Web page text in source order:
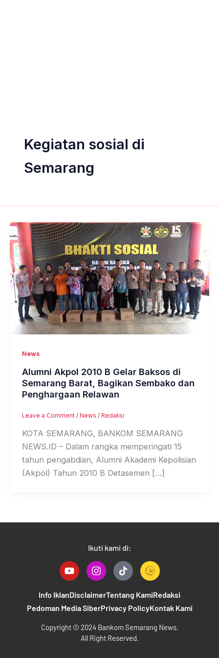
Kegiatan sosial di
Semarang
News
Alumni Akpol 2010 B Gelar Baksos di
Semarang Barat, Bagikan Sembako dan
Penghargaan Relawan
Leave a Comment / News / Redaksi
KOTA SEMARANG, BANKOM SEMARANG
NEWS.ID – Dalam rangka memperingati 15
tahun pengabdian, Alumni Akademi Kepolisian
(Akpol) Tahun 2010 B Detasemen […]
Ikuti kami di:
Y
o
t
u
b
e
I
n
t
a
g
r
a
m
T
i
t
o
k
B
a
n
Info IklanDisclaimerTentang KamiRedaksi
Pedoman Media SiberPrivacy PolicyKontak Kami
Copyright © 2024 Bankom Semarang News.
All Right Reserved.